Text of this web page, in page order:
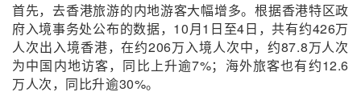
首先，去香港旅游的内地游客大幅增多。根据香港特区政
府入境事务处公布的数据，10月1日至4日，共有约426万
人次出入境香港，在约206万入境人次中，约87.8万人次
为中国内地访客，同比上升逾7%；海外旅客也有约12.6
万人次，同比升逾30%。